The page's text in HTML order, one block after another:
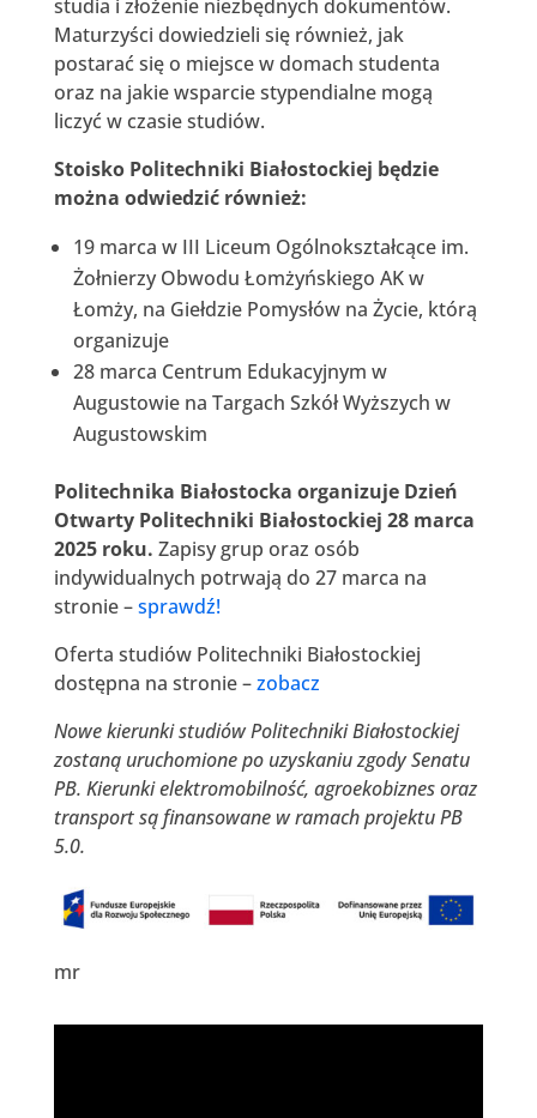
studia i złożenie niezbędnych dokumentów.
Maturzyści dowiedzieli się również, jak
postarać się o miejsce w domach studenta
oraz na jakie wsparcie stypendialne mogą
liczyć w czasie studiów.
Stoisko Politechniki Białostockiej będzie
można odwiedzić również:
19 marca w III Liceum Ogólnokształcące im.
Żołnierzy Obwodu Łomżyńskiego AK w
Łomży, na Giełdzie Pomysłów na Życie, którą
organizuje
28 marca Centrum Edukacyjnym w
Augustowie na Targach Szkół Wyższych w
Augustowskim
Politechnika Białostocka organizuje Dzień
Otwarty Politechniki Białostockiej 28 marca
2025 roku. Zapisy grup oraz osób
indywidualnych potrwają do 27 marca na
stronie –sprawdź!
Oferta studiów Politechniki Białostockiej
dostępna na stronie –zobacz
Nowe kierunki studiów Politechniki Białostockiej
zostaną uruchomione po uzyskaniu zgody Senatu
PB. Kierunki elektromobilność, agroekobiznes oraz
transport są finansowane w ramach projektu PB
5.0.
mr